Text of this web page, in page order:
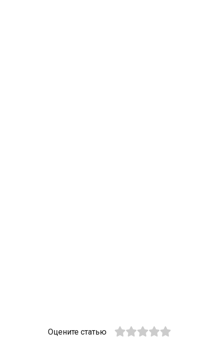
Оцените статью